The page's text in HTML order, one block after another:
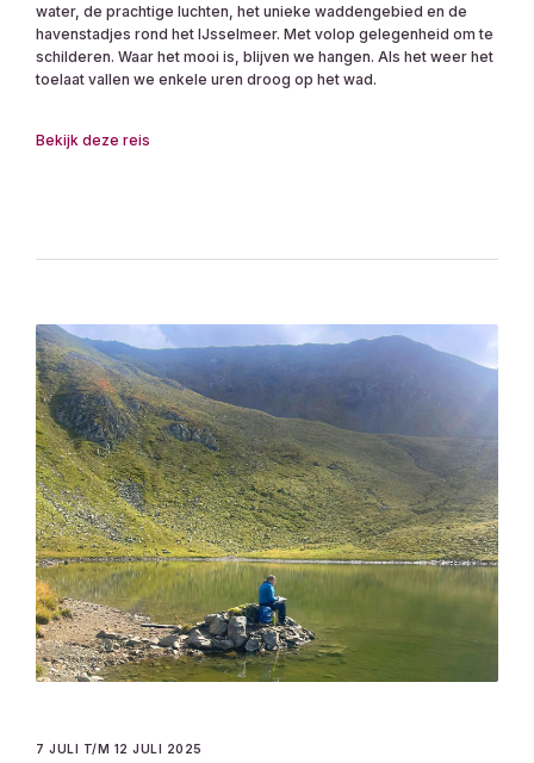
water, de prachtige luchten, het unieke waddengebied en de
havenstadjes rond het IJsselmeer. Met volop gelegenheid om te
schilderen. Waar het mooi is, blijven we hangen. Als het weer het
toelaat vallen we enkele uren droog op het wad.
Bekijk deze reis
7 JULI T/M 12 JULI 2025